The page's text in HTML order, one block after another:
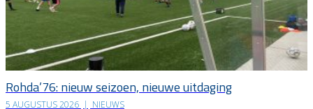
Rohda’76: nieuw seizoen, nieuwe uitdaging
5 AUGUSTUS 2026 | NIEUWS